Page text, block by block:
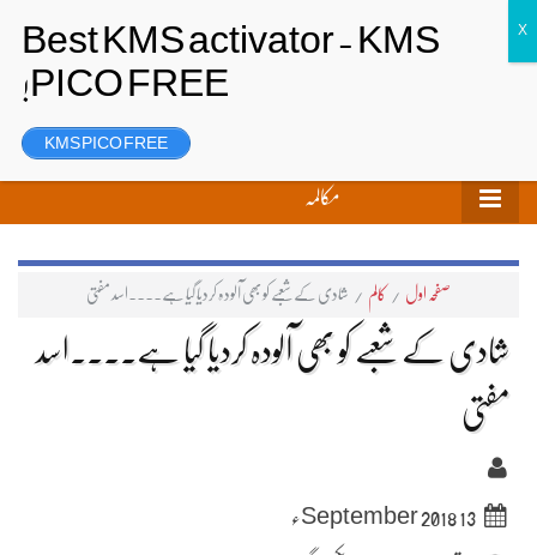
رجسٹر
مکالمہ
صفحہ اول / کالم / شادی کے شعبے کو بھی آلودہ کردیا گیا ہے۔۔۔۔اسد مفتی
شادی کے شعبے کو بھی آلودہ کردیا گیا ہے۔۔۔۔اسد
مفتی
13 September 2018ء
KMS PICO FREE